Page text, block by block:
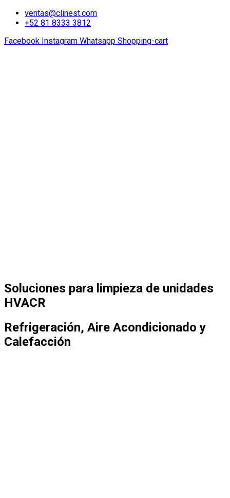
ventas@clinest.com
+52 81 8333 3812
Facebook Instagram Whatsapp Shopping-cart
Soluciones para limpieza de unidades
HVACR
Refrigeración, Aire Acondicionado y
Calefacción